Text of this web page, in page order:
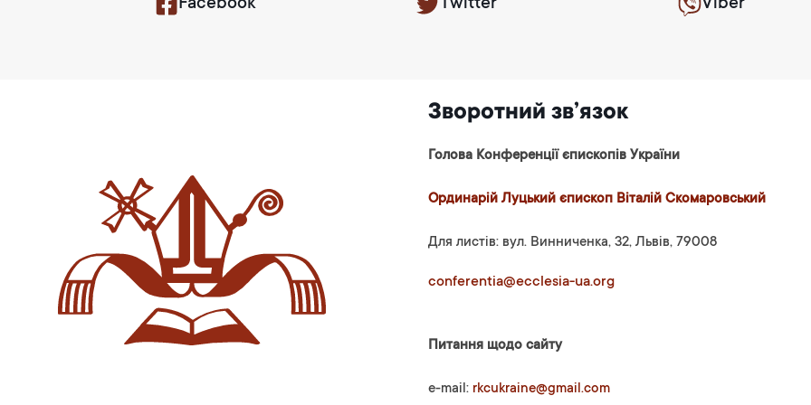
Facebook Twitter Viber
Зворотний зв’язок
Голова Конференції єпископів України
Ординарій Луцький єпископ Віталій Скомаровський
Для листів: вул. Винниченка, 32, Львів, 79008
conferentia@ecclesia-ua.org
Питання щодо сайту
e-mail: rkcukraine@gmail.com